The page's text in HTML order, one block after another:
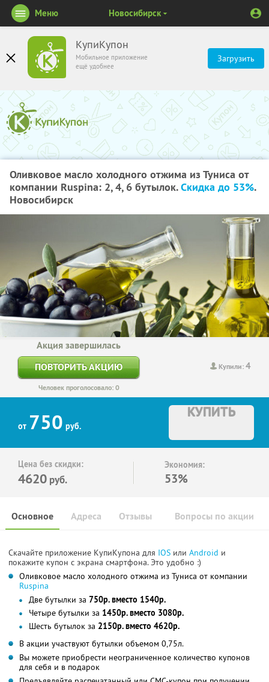
КупиКупон
Мобильное приложение
ещё удобнее
Загрузить
Меню Новосибирск
Оливковое масло холодного отжима из Туниса от
компании Ruspina: 2, 4, 6 бутылок.Скидка до 53%.
Новосибирск
Купили:4
Акция завершилась
ПОВТОРИТЬ АКЦИЮ
Человек проголосовало: 0
от 750 руб.
КУПИТЬ
Цена без скидки:
4620 руб.
Экономия:
53%
Основное Отзывы Вопросы по акции
Адреса
Скачайте приложение КупиКупона для IOS или Android и
покажите купон с экрана смартфона. Это удобно :)
Оливковое масло холодного отжима из Туниса от компании
Ruspina
Две бутылки за 750р. вместо 1540р.
Четыре бутылки за 1450р. вместо 3080р.
Шесть бутылок за 2150р. вместо 4620р.
В акции участвуют бутылки объемом 0,75л.
Вы можете приобрести неограниченное количество купонов
для себя и в подарок